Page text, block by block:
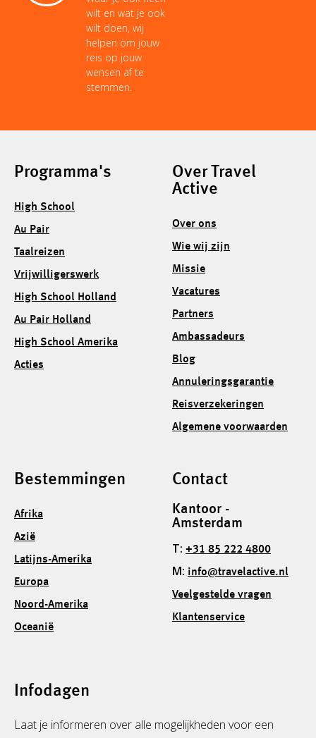
wilt en wat je ook
wilt doen, wij
helpen om jouw
reis op jouw
wensen af te
stemmen.
Programma's
High School
Au Pair
Taalreizen
Vrijwilligerswerk
High School Holland
Au Pair Holland
High School Amerika
Acties
Over Travel
Active
Over ons
Wie wij zijn
Missie
Vacatures
Partners
Ambassadeurs
Blog
Annuleringsgarantie
Reisverzekeringen
Algemene voorwaarden
Bestemmingen
Afrika
Azië
Latijns-Amerika
Europa
Noord-Amerika
Oceanië
Contact
Kantoor -
Amsterdam
T: +31 85 222 4800
M: info@travelactive.nl
Veelgestelde vragen
Klantenservice
Infodagen
Laat je informeren over alle mogelijkheden voor een